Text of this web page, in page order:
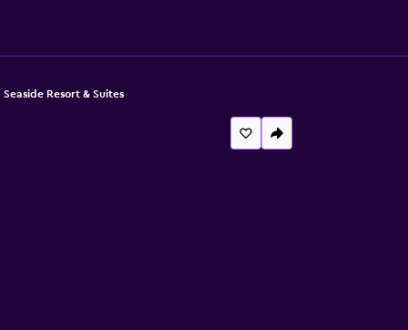
Seaside Resort & Suites